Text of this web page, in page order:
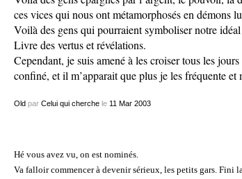
ces vices qui nous ont métamorphosés en démons
Voilà des gens qui pourraient symboliser notre
Livre des vertus et révélations.
Cependant, je suis amené à les croiser tous les jours
confiné, et il m’apparait que plus je les fréquente et
Oldpar Celui qui cherchele 11 Mar 2003
Hé vous avez vu, on est nominés.
Va falloir commencer à devenir sérieux, les petits gars. Fini